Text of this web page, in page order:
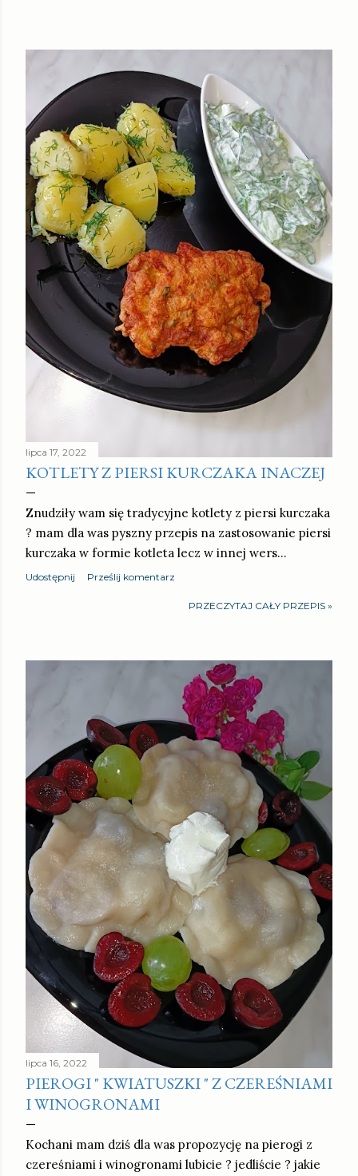
lipca 17, 2022
KOTLETY Z PIERSI KURCZAKA INACZEJ
Znudziły wam się tradycyjne kotlety z piersi kurczaka
? mam dla was pyszny przepis na zastosowanie piersi
kurczaka w formie kotleta lecz w innej wers…
Udostępnij Prześlij komentarz
PRZECZYTAJ CAŁY PRZEPIS »
lipca 16, 2022
PIEROGI " KWIATUSZKI " Z CZEREŚNIAMI
I WINOGRONAMI
Kochani mam dziś dla was propozycję na pierogi z
czereśniami i winogronami lubicie ? jedliście ? jakie